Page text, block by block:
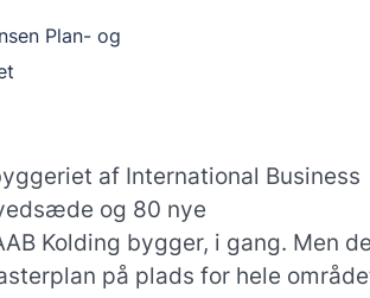
Plan- og
af International Business
og 80 nye
Kolding bygger, i gang. Men
på plads for hele